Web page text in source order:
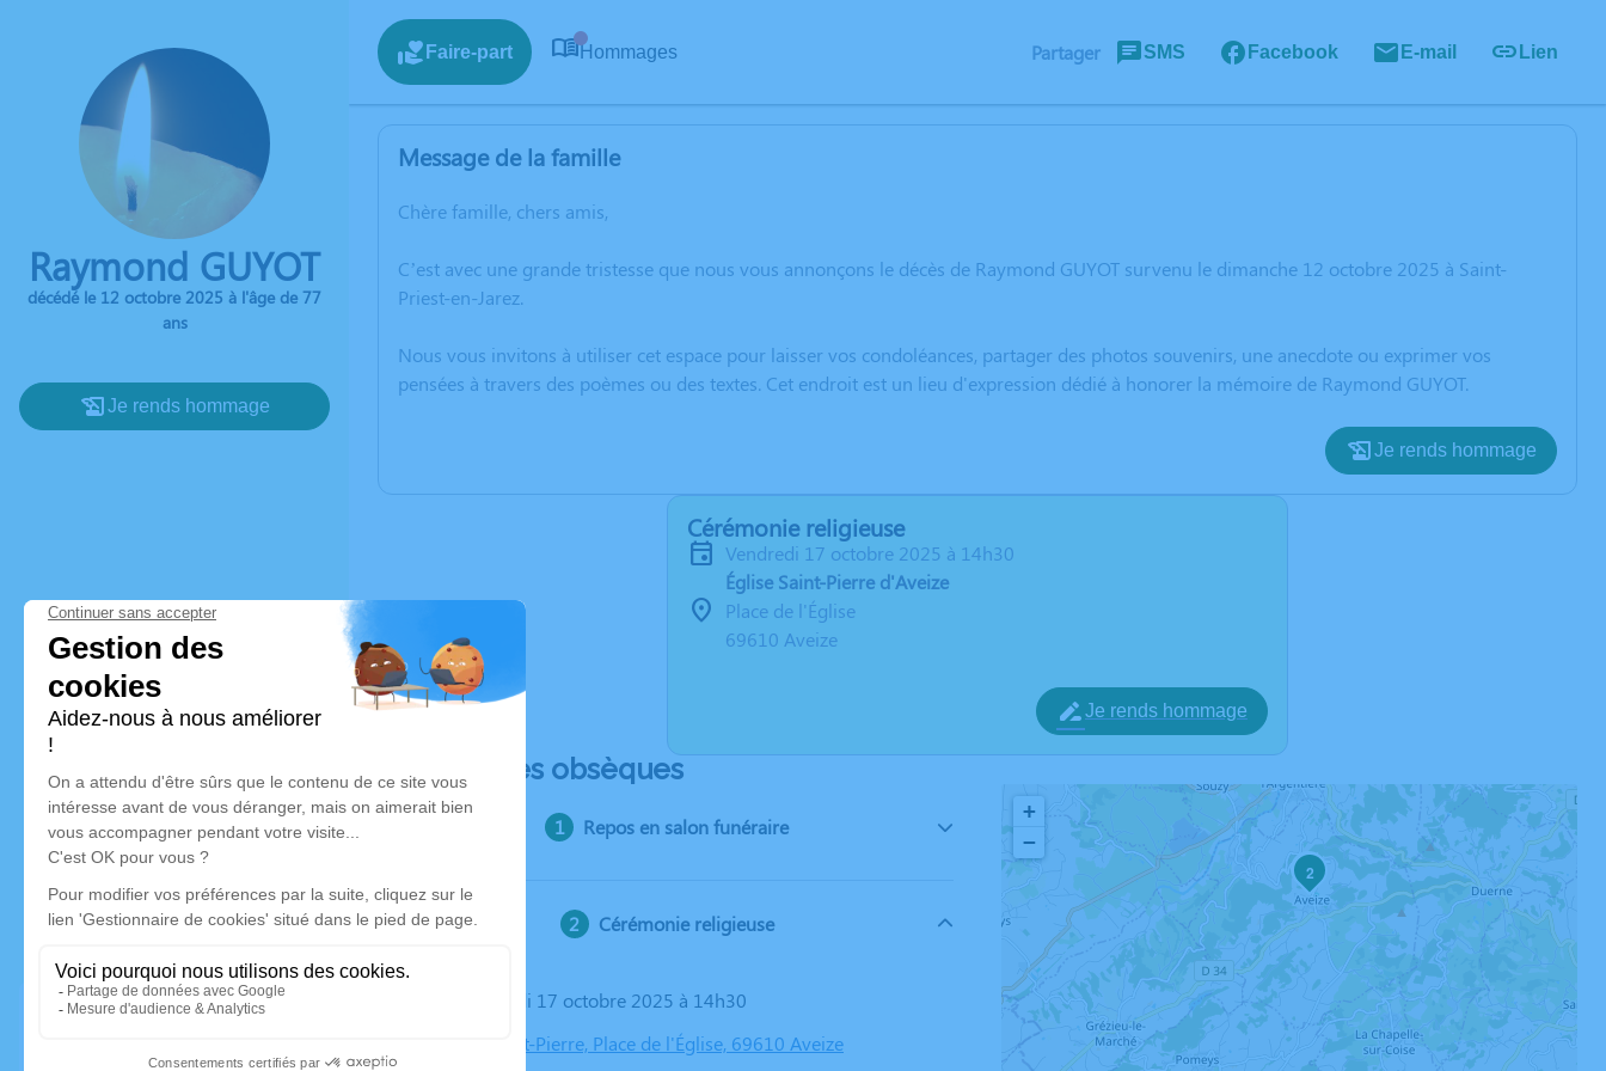
Raymond GUYOT
décédé le 12 octobre 2025 à l'âge de 77
ans
Je rends hommage
Faire-part Hommages Partager SMS Facebook E-mail Lien
Message de la famille
Chère famille, chers amis,
C’est avec une grande tristesse que nous vous annonçons le décès de Raymond GUYOT survenu le dimanche 12 octobre 2025 à Saint-
Priest-en-Jarez.
Nous vous invitons à utiliser cet espace pour laisser vos condoléances, partager des photos souvenirs, une anecdote ou exprimer vos
pensées à travers des poèmes ou des textes. Cet endroit est un lieu d'expression dédié à honorer la mémoire de Raymond GUYOT.
Je rends hommage
Cérémonie religieuse
vendredi 17 octobre 2025 à 14h30
Église Saint-Pierre d'Aveize
Place de l'Église
69610 Aveize
Je rends hommage
Déroulé des obsèques
Repos en salon funéraire
Cérémonie religieuse
Le vendredi 17 octobre 2025 à 14h30
Église Saint-Pierre, Place de l'Église, 69610 Aveize
2
3
+
−